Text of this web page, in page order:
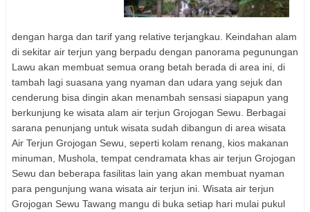
dengan harga dan tarif yang relative terjangkau. Keindahan alam
di sekitar air terjun yang berpadu dengan panorama pegunungan
Lawu akan membuat semua orang betah berada di area ini, di
tambah lagi suasana yang nyaman dan udara yang sejuk dan
cenderung bisa dingin akan menambah sensasi siapapun yang
berkunjung ke wisata alam air terjun Grojogan Sewu. Berbagai
sarana penunjang untuk wisata sudah dibangun di area wisata
Air Terjun Grojogan Sewu, seperti kolam renang, kios makanan
minuman, Mushola, tempat cendramata khas air terjun Grojogan
Sewu dan beberapa fasilitas lain yang akan membuat nyaman
para pengunjung wana wisata air terjun ini. Wisata air terjun
Grojogan Sewu Tawang mangu di buka setiap hari mulai pukul